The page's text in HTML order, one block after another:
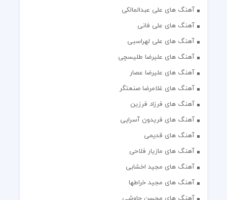
آهنگ های علی عبدالمالکی
آهنگ های علی فانی
آهنگ های علی لهراسبی
آهنگ های علیرضا طلیسچی
آهنگ های علیرضا عصار
آهنگ های غلامرضا صنعتگر
آهنگ های فرزاد فرزین
آهنگ های فریدون آسرایی
آهنگ های قدیمی
آهنگ های مازیار فلاحی
آهنگ های مجید اخشابی
آهنگ های مجید خراطها